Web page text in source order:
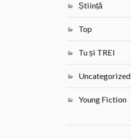
Știință
Top
Tu și TREI
Uncategorized
Young Fiction